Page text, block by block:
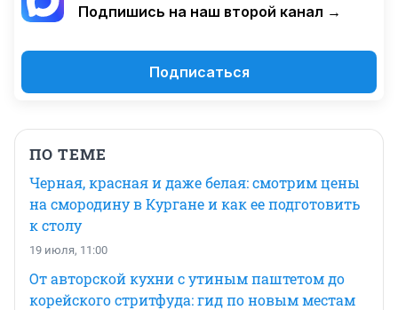
Подпишись на наш второй канал →
Подписаться
ПО ТЕМЕ
Черная, красная и даже белая: смотрим цены
на смородину в Кургане и как ее подготовить
к столу
19 июля, 11:00
От авторской кухни с утиным паштетом до
корейского стритфуда: гид по новым местам